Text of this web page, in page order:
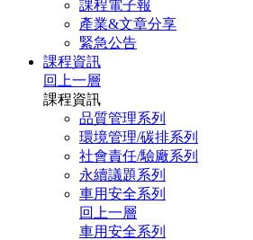
課程電子報
產業&文章分享
緊急公告
課程資訊
回上一層
課程資訊
品質管理系列
環境管理/碳排系列
社會責任/驗廠系列
永續議題系列
車用安全系列
回上一層
車用安全系列